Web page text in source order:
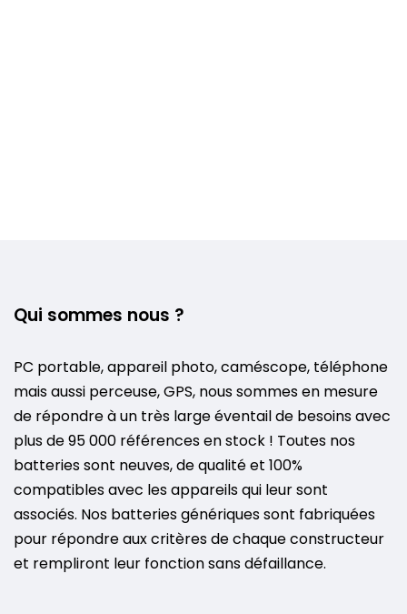
Qui sommes nous ?
PC portable, appareil photo, caméscope, téléphone
mais aussi perceuse, GPS, nous sommes en mesure
de répondre à un très large éventail de besoins avec
plus de 95 000 références en stock ! Toutes nos
batteries sont neuves, de qualité et 100%
compatibles avec les appareils qui leur sont
associés. Nos batteries génériques sont fabriquées
pour répondre aux critères de chaque constructeur
et rempliront leur fonction sans défaillance.